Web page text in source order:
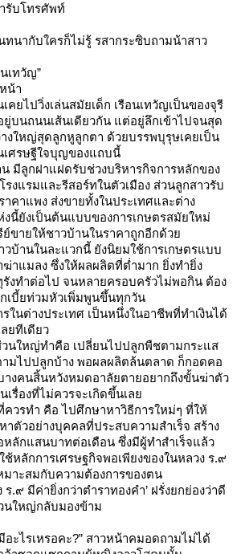
รับโทรศัพท์
นากับใครก็ไม่รู้ รสากระซิบถามน้าสาว
เทวัญ”
น้า
คยไปวิ่งเล่นสมัยเด็ก เรือนเทวัญเป็นของจุรี
ยู่บนถนนเส้นเดียวกัน แต่อยู่ลึกเข้าไปจนสุด
งใหญ่สุดลูกหูลูกตา ด้วยบรรพบุรุษเคยเป็น
เศรษฐีใจบุญของแถบนี้
มีลูกฝาแฝดรับช่วงบริหารกิจการหลักของ
งแรมและรีสอร์ทในตัวเมือง ส่วนลูกสาวรับ
คาแพง ส่งขายทั้งในประเทศและต่าง
นี้ยังเป็นต้นแบบของการเกษตรสมัยใหม่
ขายให้ชาวบ้านในราคาถูกอีกด้ว
บ้านในละแวกนี้ ยังนิยมใช้การเกษตรแบบ
ฆ่าแมลง ซึ่งให้ผลผลิตที่ต่ำมาก ยิ่งทำยิ่ง
งทำต่อไป จนหลายครอบครัวไม่พอกิน ต้อง
เบี้ยท่วมหัวเพิ่มพูนขึ้นทุกวัน
ในต่างประเทศ เป็นหนึ่งในอาชีพที่ทำเงินได้
ยทีเดียว
นใหญ่ทำคือ เปลี่ยนไปปลูกพืชตามกระแส
ามไปปลูกบ้าง พอผลผลิตล้นตลาด ก็กอดคอ
างคนสิ้นหวังหมดอาลัยตายอยากถึงขั้นฆ่าตัว
เรื่องที่ไม่ควรจะเกิดขึ้นเล
วรทำ คือ ไปศึกษาหาวิธีการใหม่ๆ ที่ให้
ตัวอย่างบุคคลที่ประสบความสำเร็จ สร้าง
ลักแสนบาทต่อเดือน ซึ่งมีผู้ทำสำเร็จแล้ว
หลักการเศรษฐกิจพอเพียงของในหลวง ร.๙
มาะสมกับความต้องการของตน
ร.๙ มีค่ายิ่งกว่าตำราทองคำ’ ฝรั่งยกย่องว่าดี
นใหญ่กลับมองข้าม
อะไรเหรอคะ?” สาวหน้าคมอดถามไม่ได้